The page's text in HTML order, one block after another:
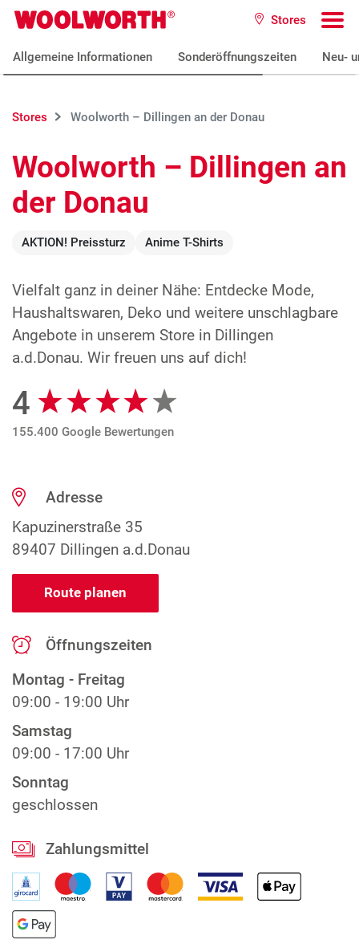
Zum Hauptinhalt
Woolworth GmbH Stores
Allgemeine Informationen Sonderöffnungszeiten Neu-
Stores Woolworth – Dillingen an der Donau
Woolworth – Dillingen an
der Donau
AKTION! Preissturz Anime T-Shirts
Vielfalt ganz in deiner Nähe: Entdecke Mode,
Haushaltswaren, Deko und weitere unschlagbare
Angebote in unserem Store in Dillingen
a.d.Donau. Wir freuen uns auf dich!
Google Bewertungen
4
155.400 Google Bewertungen
Adresse
Kapuzinerstraße 35
89407 Dillingen a.d.Donau
Route planen
Öffnungszeiten
Montag - Freitag
09:00 - 19:00 Uhr
Samstag
09:00 - 17:00 Uhr
Sonntag
geschlossen
Zahlungsmittel